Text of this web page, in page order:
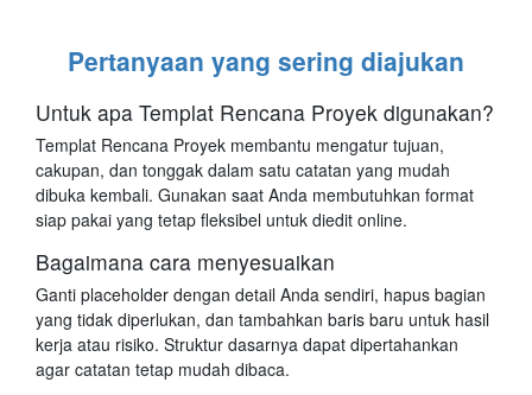
Pertanyaan yang sering diajukan
Untuk apa Templat Rencana Proyek digunakan?
Templat Rencana Proyek membantu mengatur tujuan,
cakupan, dan tonggak dalam satu catatan yang mudah
dibuka kembali. Gunakan saat Anda membutuhkan format
siap pakai yang tetap fleksibel untuk diedit online.
Bagaimana cara menyesuaikan
Ganti placeholder dengan detail Anda sendiri, hapus bagian
yang tidak diperlukan, dan tambahkan baris baru untuk hasil
kerja atau risiko. Struktur dasarnya dapat dipertahankan
agar catatan tetap mudah dibaca.